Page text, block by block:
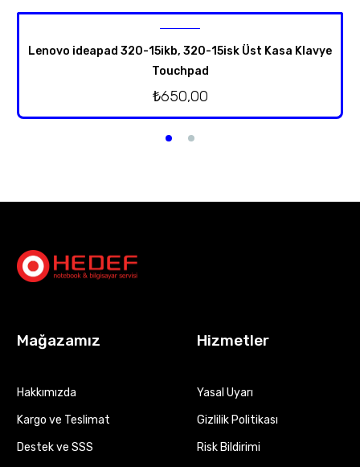
Lenovo ideapad 320-15ikb, 320-15isk Üst Kasa Klavye
Touchpad
₺650,00
Mağazamız
Hakkımızda
Kargo ve Teslimat
Destek ve SSS
Hizmetler
Yasal Uyarı
Gizlilik Politikası
Risk Bildirimi